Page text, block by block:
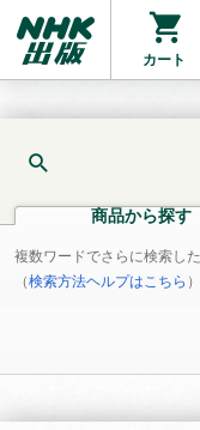
カート
商品から探す
複数ワードでさらに検索し
（検索方法ヘルプはこちら ）